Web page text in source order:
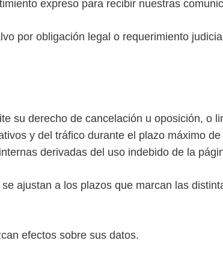
expreso para recibir nuestras
por obligación legal o requerimiento
su derecho de cancelación u oposición, o
y del tráfico durante el plazo máximo
derivadas del uso indebido de la
ajustan a los plazos que marcan las
efectos sobre sus datos.